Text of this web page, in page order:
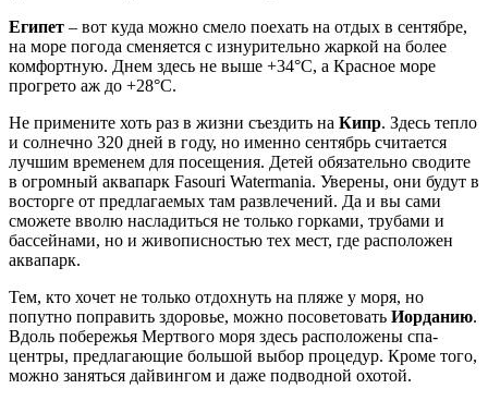
Египет – вот куда можно смело поехать на отдых в сентябре,
на море погода сменяется с изнурительно жаркой на более
комфортную. Днем здесь не выше +34°С, а Красное море
прогрето аж до +28°С.
Не примените хоть раз в жизни съездить на Кипр. Здесь тепло
и солнечно 320 дней в году, но именно сентябрь считается
лучшим временем для посещения. Детей обязательно сводите
в огромный аквапарк Fasouri Watermania. Уверены, они будут в
восторге от предлагаемых там развлечений. Да и вы сами
сможете вволю насладиться не только горками, трубами и
бассейнами, но и живописностью тех мест, где расположен
аквапарк.
Тем, кто хочет не только отдохнуть на пляже у моря, но
попутно поправить здоровье, можно посоветовать Иорданию.
Вдоль побережья Мертвого моря здесь расположены спа-
центры, предлагающие большой выбор процедур. Кроме того,
можно заняться дайвингом и даже подводной охотой.